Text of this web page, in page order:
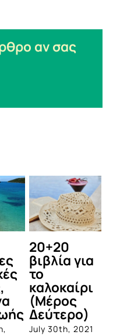
αν σας
20+20
βιβλία για
το
καλοκαίρι
(Μέρος
Δεύτερο)
July 30th, 2021